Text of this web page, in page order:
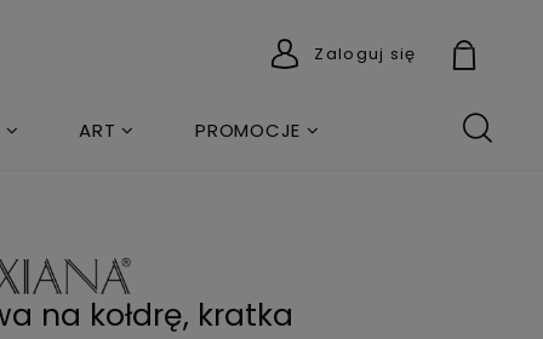
Zaloguj się
ART PROMOCJE
na kołdrę, kratka